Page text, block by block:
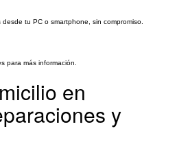
tu PC o smartphone, sin compromiso.
para más información.
en
y